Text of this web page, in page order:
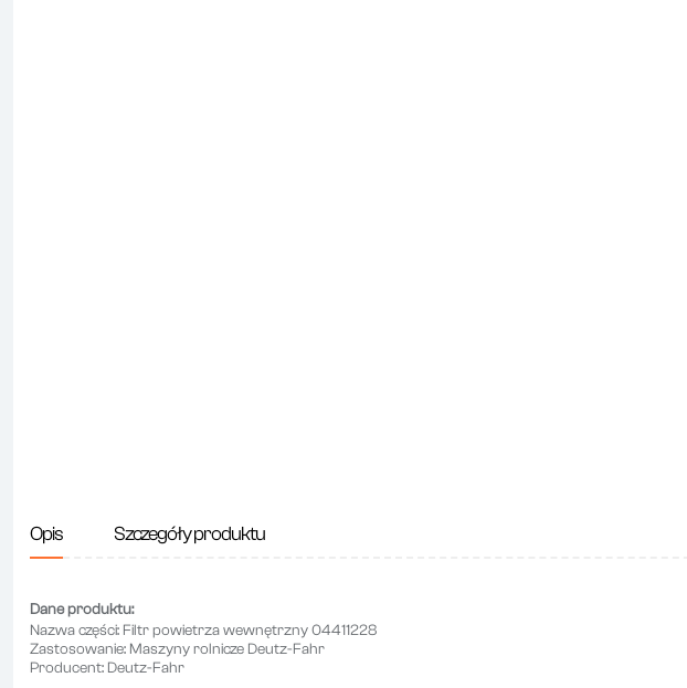
Opis Szczegóły produktu
Dane produktu:
Nazwa części: Filtr powietrza wewnętrzny 04411228
Zastosowanie: Maszyny rolnicze Deutz-Fahr
Producent: Deutz-Fahr